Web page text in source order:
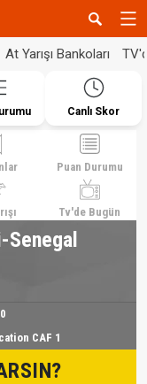
At Yarışı Bankoları
Canlı Skor
Puan Durumu
Tv'de Bugün
CAF 1